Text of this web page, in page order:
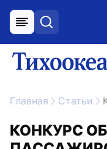
меню поиск
Главная Статьи
КОНКУРС